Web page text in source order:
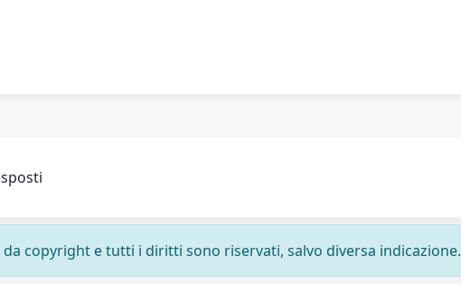
copyright e tutti i diritti sono riservati, salvo diversa indicazione.